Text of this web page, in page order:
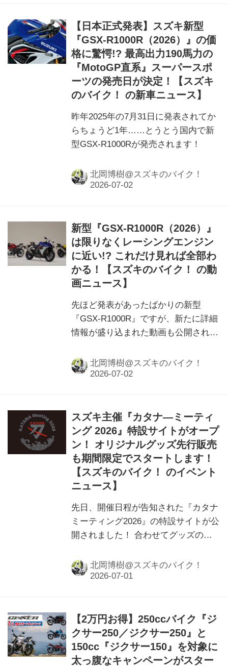
【日本正式発表】スズキ新型
『GSX-R1000R（2026）』の価
格に驚愕!? 最高出力190馬力の
『MotoGP直系』スーパースポ
ーツの発売日が決定！【スズキ
のバイク！ の新車ニュース】
昨年2025年の7月31日に発表されてか
らちょうど1年……とうとう国内で新
型GSX-R1000Rが発売されます！
北岡博樹@スズキのバイク！
新型『GSX-R1000R（2026）』
は限りなくレーシングエンジン
に近い!? これだけ見れば全部わ
かる！【スズキのバイク！ の動
画ニュース】
先ほど発表があったばかりの新型
『GSX-R1000R』ですが、新たに詳細
情報が盛り込まれた動画も公開されて
北岡博樹@スズキのバイク！
スズキ主催『カタナ―ミーティ
ング 2026』特設サイトがオープ
ン！ オリジナルグッズ先行販売
も期間限定でスタートします！
【スズキのバイク！ のイベント
ニュース】
先日、開催日程が告知された『カタナ
ミーティング2026』の特設サイトが公
開されました！ 合わせてグッズの先
北岡博樹@スズキのバイク！
【2万円お得】250ccバイク『ジ
クサー250／ジクサー250』と
150cc『ジクサー150』を対象に
太っ腹なキャンペーンがスター